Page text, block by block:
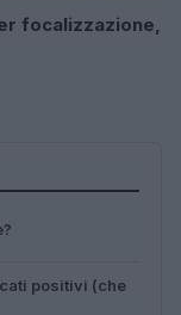
focalizzazione,
positivi (che